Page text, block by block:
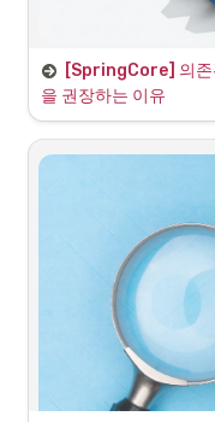
의존 관계 주입 방법
• 생성자 주입
• 수정자(setter) 주입
일반 메서드 주입
1. 생성자 주입
[SpringCore] 의존
을 권장하는 이유